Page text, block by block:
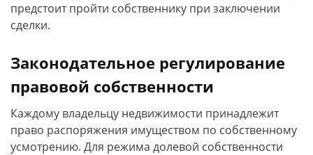
предстоит пройти собственнику при заключении
сделки.
Законодательное регулирование
правовой собственности
Каждому владельцу недвижимости принадлежит
право распоряжения имуществом по собственному
усмотрению. Для режима долевой собственности